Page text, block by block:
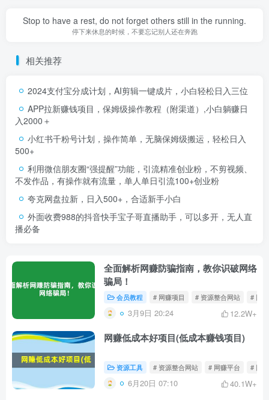
Stop to have a rest, do not forget others still in the running.
停下来休息的时候，不要忘记别人还在奔跑
相关推荐
2024支付宝分成计划，AI剪辑一键成片，小白轻松日入三位
APP拉新赚钱项目，保姆级操作教程（附渠道）,小白躺赚日
入2000＋
小红书千粉号计划，操作简单，无脑保姆级搬运，轻松日入
500+
利用微信朋友圈“强提醒”功能，引流精准创业粉，不剪视频、
不发作品，有操作就有流量，单人单日引流100+创业粉
夸克网盘拉新，日入500+，合适新手小白
外面收费988的抖音快手宝子哥直播助手，可以多开，无人直
播必备
全面解析网赚防骗指南，教你识破网络
骗局！
会员教程 # 网赚项目 # 资源整合网站 # 网
3月9日 20:24 12.2W+
网赚低成本好项目(低成本赚钱项目)
资源工具 # 资源整合网站 # 网赚平台 # 网
6月20日 07:10 40.1W+